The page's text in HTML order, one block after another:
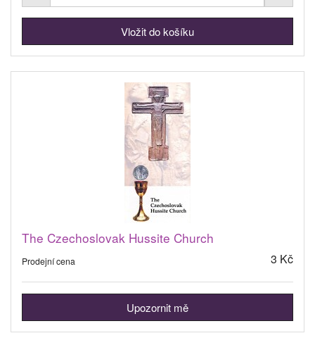
The Czechoslovak Hussite Church
Prodejní cena 3 Kč
Upozornit mě